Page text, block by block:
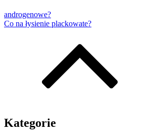
androgenowe?
Co na łysienie plackowate?
Kategorie